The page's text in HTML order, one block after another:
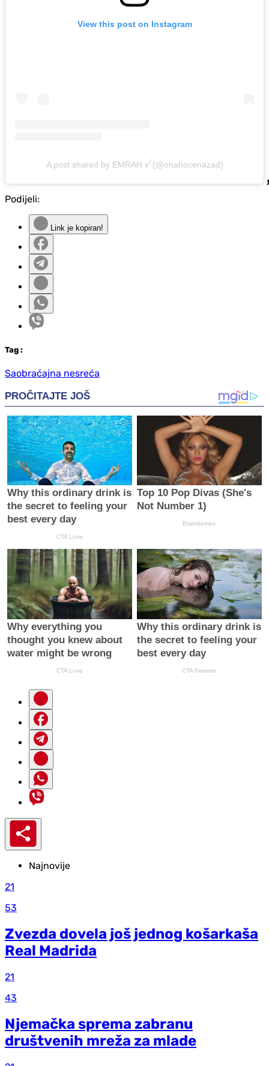
View this post on Instagram
A post shared by EMRAH ꪜ (@onahocenazad)
Podijeli:
Link je kopiran!
Tag :
Saobraćajna nesreća
Najnovije
21
53
Zvezda dovela još jednog košarkaša
Real Madrida
21
43
Njemačka sprema zabranu
društvenih mreža za mlade